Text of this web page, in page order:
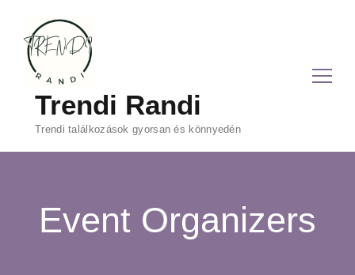
Trendi Randi
Trendi találkozások gyorsan és könnyedén
Event Organizers